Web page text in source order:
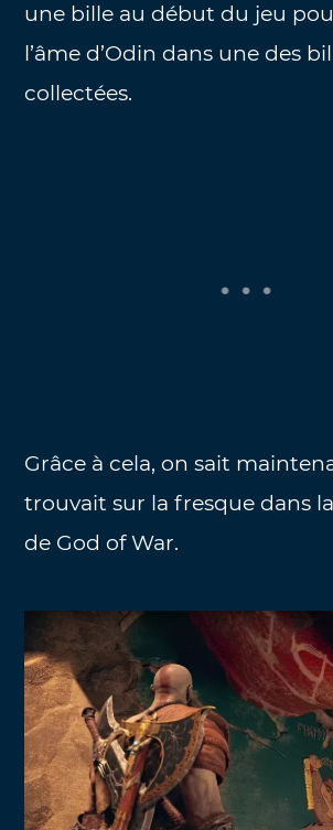
une bille au début du jeu
l’âme d’Odin dans une des
collectées.
Grâce à cela, on sait
trouvait sur la fresque dans
de God of War.